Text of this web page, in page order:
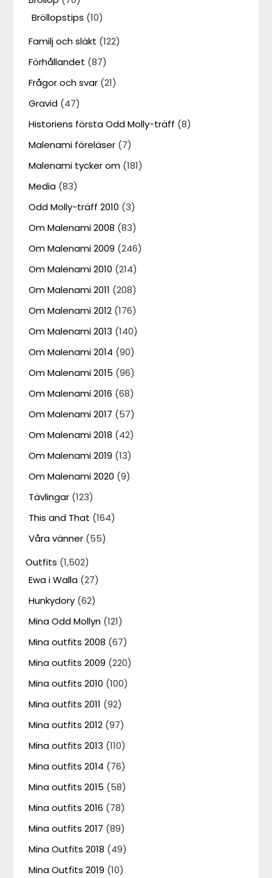
Bröllopstips (10)
Familj och släkt (122)
Förhållandet (87)
Frågor och svar (21)
Gravid (47)
Historiens första Odd Molly-träff (8)
Malenami föreläser (7)
Malenami tycker om (181)
Media (83)
Odd Molly-träff 2010 (3)
Om Malenami 2008 (83)
Om Malenami 2009 (246)
Om Malenami 2010 (214)
Om Malenami 2011 (208)
Om Malenami 2012 (176)
Om Malenami 2013 (140)
Om Malenami 2014 (90)
Om Malenami 2015 (96)
Om Malenami 2016 (68)
Om Malenami 2017 (57)
Om Malenami 2018 (42)
Om Malenami 2019 (13)
Om Malenami 2020 (9)
Tävlingar (123)
This and That (164)
Våra vänner (55)
Outfits (1,502)
Ewa i Walla (27)
Hunkydory (62)
Mina Odd Mollyn (121)
Mina outfits 2008 (67)
Mina outfits 2009 (220)
Mina outfits 2010 (100)
Mina outfits 2011 (92)
Mina outfits 2012 (97)
Mina outfits 2013 (110)
Mina outfits 2014 (76)
Mina outfits 2015 (58)
Mina outfits 2016 (78)
Mina outfits 2017 (89)
Mina Outfits 2018 (49)
Mina Outfits 2019 (10)